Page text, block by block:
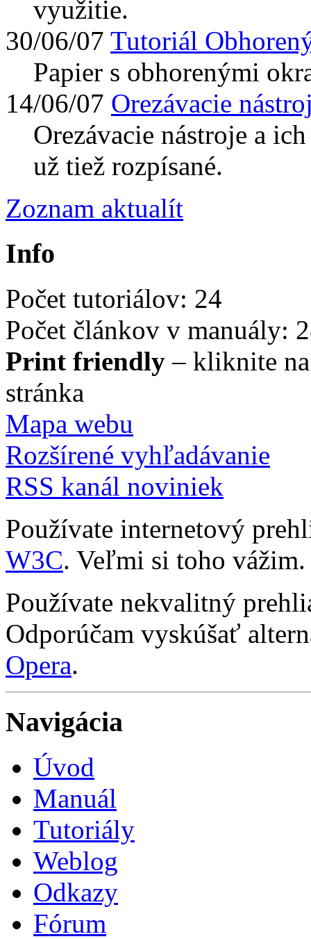
využitie.
30/06/07 Tutoriál
Papier s obhorenými
14/06/07 Orezávacie
Orezávacie nástroje a
už tiež rozpísané.
Zoznam aktualít
Info
Počet tutoriálov: 24
Počet článkov v manuály:
Print friendly – kliknite
stránka
Mapa webu
Rozšírené vyhľadávanie
RSS kanál noviniek
Používate internetový
W3C. Veľmi si toho vážim.
Používate nekvalitný
Odporúčam vyskúšať
Opera.
Navigácia
Úvod
Manuál
Tutoriály
Weblog
Odkazy
Fórum